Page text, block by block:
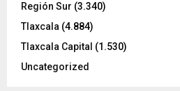
Región Sur (3.340)
Tlaxcala (4.884)
Tlaxcala Capital (1.530)
Uncategorized